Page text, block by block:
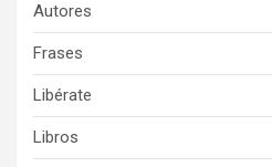
Autores
Frases
Libérate
Libros